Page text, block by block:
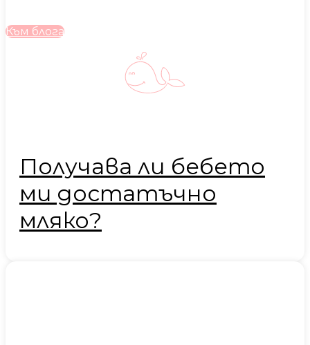
Към блога
Получава ли бебето
ми достатъчно
мляко?